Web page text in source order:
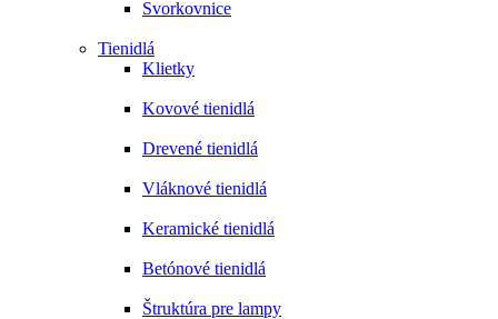
Svorkovnice
Tienidlá
Klietky
Kovové tienidlá
Drevené tienidlá
Vláknové tienidlá
Keramické tienidlá
Betónové tienidlá
Štruktúra pre lampy